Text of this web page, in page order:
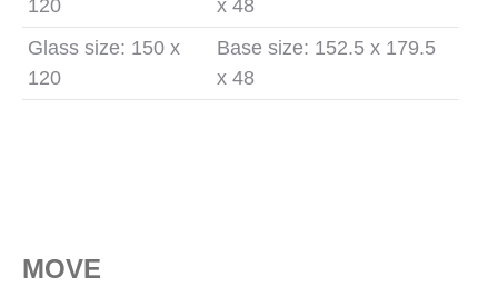
120
x 48
Glass size: 150 x
120
Base size: 152.5 x 179.5
x 48
MOVE